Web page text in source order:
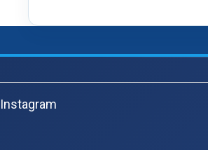
á
pInstagram